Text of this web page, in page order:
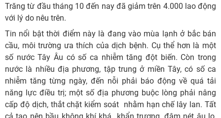
Trăng từ đầu tháng 10 đến nay đã giảm trên 4.000 lao động
với lý do nêu trên.
Tin nổi bật thời điểm này là đang vào mùa lạnh ở bắc bán
cầu, môi trường ưa thích của dịch bệnh. Cụ thể hơn là một
số nước Tây Âu có số ca nhiễm tăng đột biến. Còn trong
nước là nhiều địa phương, tập trung ở miền Tây, có số ca
nhiễm tăng từng ngày, đến nỗi phải báo động về quá tải
năng lực điều trị; một số địa phương buộc lòng phải nâng
cấp độ dịch, thắt chặt kiểm soát nhằm hạn chế lây lan. Tất